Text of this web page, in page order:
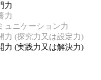
力
力
ュニケーション力
力 (探究力又は設定力)
力 (実践力又は解決力)